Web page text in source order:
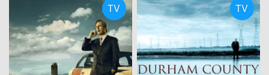
TV TV